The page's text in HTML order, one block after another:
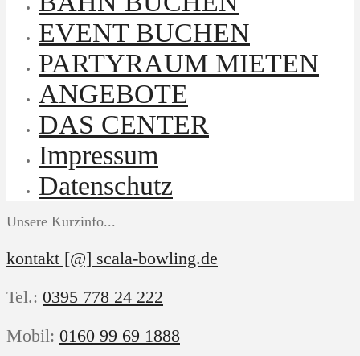
EVENT BUCHEN
PARTYRAUM MIETEN
ANGEBOTE
DAS CENTER
Impressum
Datenschutz
Unsere Kurzinfo...
kontakt [@] scala-bowling.de
Tel.: 0395 778 24 222
Mobil: 0160 99 69 1888